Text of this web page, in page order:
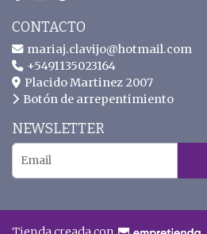
CONTACTO
mariaj.clavijo@hotmail.com
+5491135023164
Placido Martinez 2007
Botón de arrepentimiento
NEWSLETTER